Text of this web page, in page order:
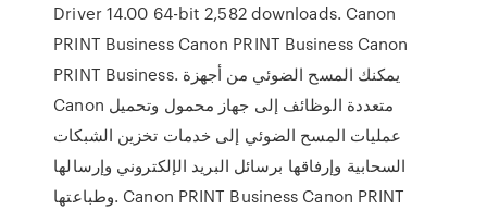
Driver 14.00 64-bit 2,582 downloads. Canon
PRINT Business Canon PRINT Business Canon
PRINT Business. يمكنك المسح الضوئي من أجهزة
Canon متعددة الوظائف إلى جهاز محمول وتحميل
عمليات المسح الضوئي إلى خدمات تخزين الشبكات
السحابية وإرفاقها برسائل البريد الإلكتروني وإرسالها
وطباعتها. Canon PRINT Business Canon PRINT